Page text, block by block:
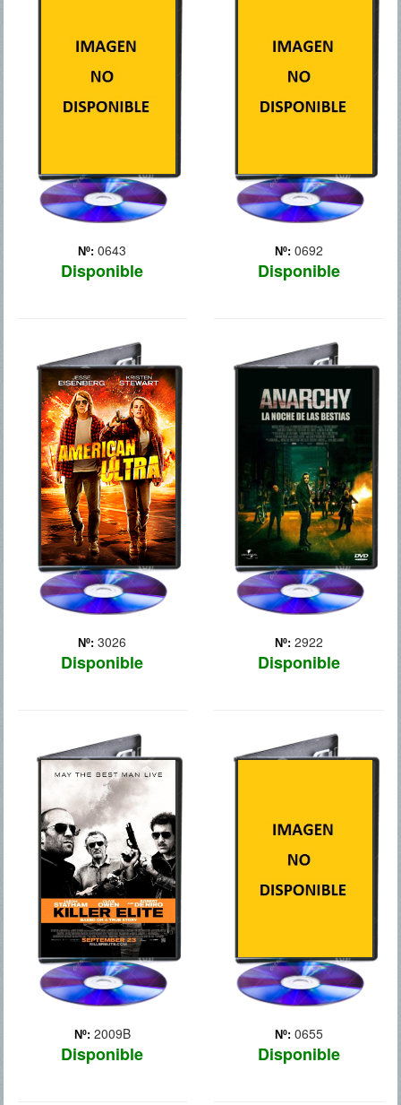
Nº: 0643
Disponible
Un corresponsal de guerra
norteamericano, el cámara
nativo georgiano se ven
envueltos en el fuego
cruzado durante el conflicto
bélico entre Rusia y
Nº: 0692
Disponible
Las andanzas de un grupo
de élite de combate Navy
consiste en rescatar a un
agente secreto de la CIA.
Nº: 3026
Disponible
AMERICAN
ULTRA
Mike Howell (Jesse
Eisenberg) es un joven que
no tiene ninguna
motivación y que vive junto
a su novia Phoebe (Kristen
Stewart) en una pequeña y
aburrida ciudad. Un día, su
vida da un giro in... Más
Nº: 2922
Disponible
NOCHE DE LAS
BESTIAS
El crimen hace estragos en
Estados Unidos y las
cárceles están llenas. El
gobierno decide que una
noche al año, durante doce
horas, cualquier actividad
criminal, incluso el
asesinato, será l... Más
Nº: 2009B
Disponible
ASESINOS DE
ELITE
Tres antiguos miembros de
las fuerzas especiales son
contratados por un jeque
árabe para matar a tres
miembros del SAS
(Servicio Especial Aéreo
británico), culpables de la
muerte de tres de ... Más
Nº: 0655
Disponible